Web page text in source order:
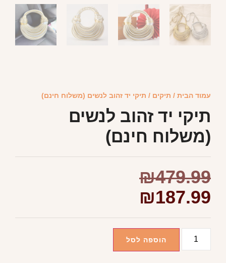
עמוד הבית / תיקים / תיקי יד זהוב לנשים (משלוח חינם)
תיקי יד זהוב לנשים
(משלוח חינם)
₪479.99
₪187.99
הוספה לסל